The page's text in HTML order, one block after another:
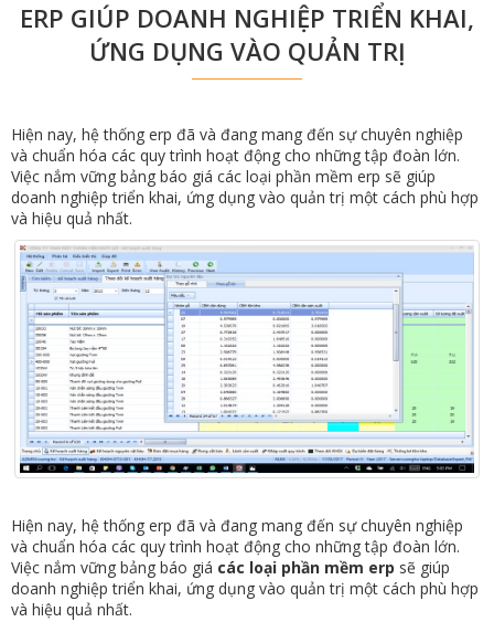
ERP GIÚP DOANH NGHIỆP TRIỂN KHAI,
ỨNG DỤNG VÀO QUẢN TRỊ
Hiện nay, hệ thống erp đã và đang mang đến sự chuyên nghiệp
và chuẩn hóa các quy trình hoạt động cho những tập đoàn lớn.
Việc nắm vững bảng báo giá các loại phần mềm erp sẽ giúp
doanh nghiệp triển khai, ứng dụng vào quản trị một cách phù hợp
và hiệu quả nhất.
Hiện nay, hệ thống erp đã và đang mang đến sự chuyên nghiệp
và chuẩn hóa các quy trình hoạt động cho những tập đoàn lớn.
Việc nắm vững bảng báo giá các loại phần mềm erp sẽ giúp
doanh nghiệp triển khai, ứng dụng vào quản trị một cách phù hợp
và hiệu quả nhất.